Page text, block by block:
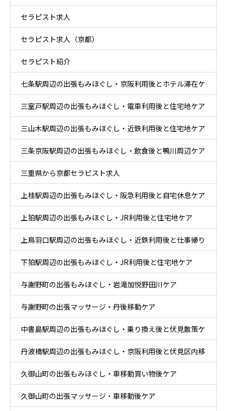
ケア
セラピスト求人
セラピスト求人（京都）
セラピスト紹介
七条駅周辺の出張もみほぐし・京阪利用後とホテル滞在ケ
ア
三室戸駅周辺の出張もみほぐし・電車利用後と住宅地ケア
三山木駅周辺の出張もみほぐし・近鉄利用後と住宅地ケア
三条京阪駅周辺の出張もみほぐし・飲食後と鴨川周辺ケア
三重県から京都セラピスト求人
上桂駅周辺の出張もみほぐし・阪急利用後と自宅休息ケア
上狛駅周辺の出張もみほぐし・JR利用後と住宅地ケア
上鳥羽口駅周辺の出張もみほぐし・近鉄利用後と仕事帰り
ケア
下狛駅周辺の出張もみほぐし・JR利用後と住宅地ケア
与謝野町の出張もみほぐし・岩滝加悦野田川ケア
与謝野町の出張マッサージ・丹後移動ケア
中書島駅周辺の出張もみほぐし・乗り換え後と伏見散策ケ
ア
丹波橋駅周辺の出張もみほぐし・京阪利用後と伏見区内移
動ケア
久御山町の出張もみほぐし・車移動買い物後ケア
久御山町の出張マッサージ・車移動後ケア